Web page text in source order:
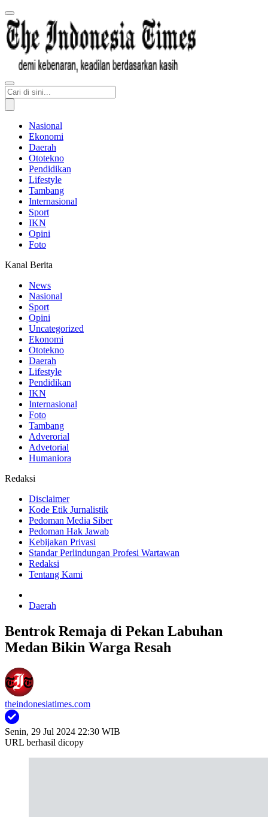
Nasional
Ekonomi
Daerah
Ototekno
Pendidikan
Lifestyle
Tambang
Internasional
Sport
IKN
Opini
Foto
Kanal Berita
News
Nasional
Sport
Opini
Uncategorized
Ekonomi
Ototekno
Daerah
Lifestyle
Pendidikan
IKN
Internasional
Foto
Tambang
Adverorial
Advetorial
Humaniora
Redaksi
Disclaimer
Kode Etik Jurnalistik
Pedoman Media Siber
Pedoman Hak Jawab
Kebijakan Privasi
Standar Perlindungan Profesi Wartawan
Redaksi
Tentang Kami
Daerah
Bentrok Remaja di Pekan Labuhan
Medan Bikin Warga Resah
theindonesiatimes.com
Senin, 29 Jul 2024 22:30 WIB
URL berhasil dicopy